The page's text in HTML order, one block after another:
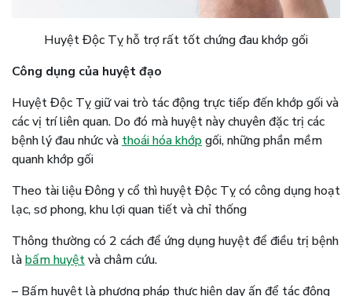
Huyệt Độc Tỵ hỗ trợ rất tốt chứng đau khớp gối
Công dụng của huyệt đạo
Huyệt Độc Tỵ giữ vai trò tác động trực tiếp đến khớp gối và
các vị trí liên quan. Do đó mà huyệt này chuyên đặc trị các
bệnh lý đau nhức và thoái hóa khớpgối, những phần mềm
quanh khớp gối
Theo tài liệu Đông y cổ thì huyệt Độc Tỵ có công dụng hoạt
lạc, sơ phong, khu lợi quan tiết và chỉ thống
Thông thường có 2 cách để ứng dụng huyệt để điều trị bệnh
làbấm huyệtvà châm cứu.
– Bấm huyệt là phương pháp thực hiện day ấn để tác động